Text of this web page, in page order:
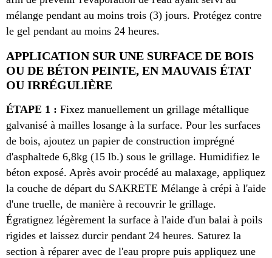
mélange pendant au moins trois (3) jours. Protégez contre
le gel pendant au moins 24 heures.
APPLICATION SUR UNE SURFACE DE BOIS
OU DE BÉTON PEINTE, EN MAUVAIS ÉTAT
OU IRRÉGULIÈRE
ÉTAPE 1 : Fixez manuellement un grillage métallique
galvanisé à mailles losange à la surface. Pour les surfaces
de bois, ajoutez un papier de construction imprégné
d'asphaltede 6,8kg (15 lb.) sous le grillage. Humidifiez le
béton exposé. Après avoir procédé au malaxage, appliquez
la couche de départ du SAKRETE Mélange à crépi à l'aide
d'une truelle, de manière à recouvrir le grillage.
Égratignez légèrement la surface à l'aide d'un balai à poils
rigides et laissez durcir pendant 24 heures. Saturez la
section à réparer avec de l'eau propre puis appliquez une